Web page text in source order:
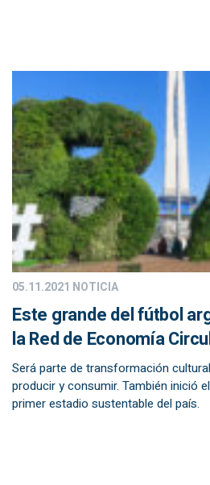
05.11.2021 NOTICIA
Este grande del fútbol
la Red de Economía
Será parte de transformación
producir y consumir. También inició
primer estadio sustentable del país.